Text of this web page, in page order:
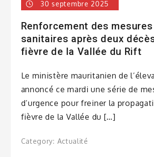
30 septembre 2025
Renforcement des mesures
sanitaires après deux
fièvre de la Vallée du Rift
Le ministère mauritanien de
annoncé ce mardi une série de
d’urgence pour freiner la
fièvre de la Vallée du […]
Category: Actualité